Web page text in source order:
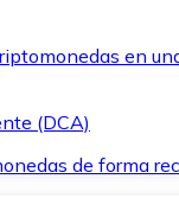
en
(DCA)
de forma